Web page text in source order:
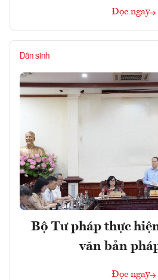
Đọc ngay
Dân sinh
Bộ Tư pháp thực
văn bản
Đọc ngay